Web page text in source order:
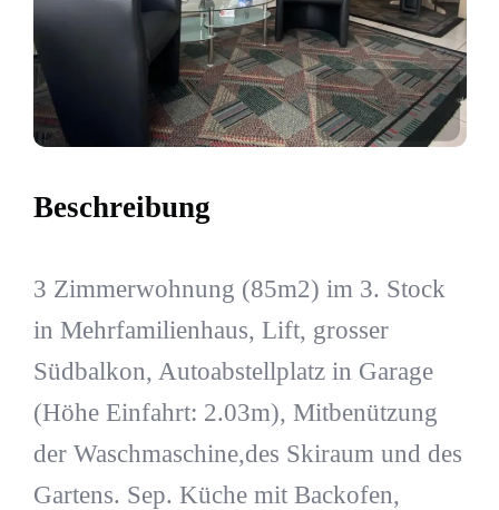
Beschreibung
3 Zimmerwohnung (85m2) im 3. Stock
in Mehrfamilienhaus, Lift, grosser
Südbalkon, Autoabstellplatz in Garage
(Höhe Einfahrt: 2.03m), Mitbenützung
der Waschmaschine,des Skiraum und des
Gartens. Sep. Küche mit Backofen,